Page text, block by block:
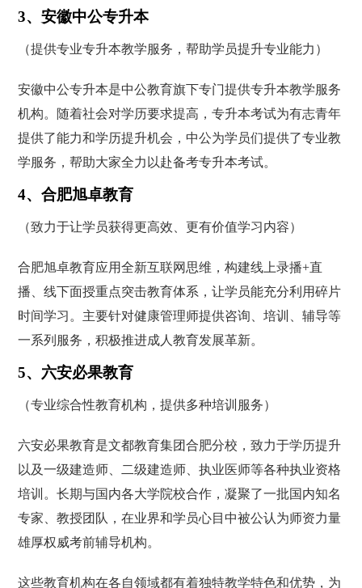
3、安徽中公专升本
（提供专业专升本教学服务，帮助学员提升专业能力）
安徽中公专升本是中公教育旗下专门提供专升本教学服务
机构。随着社会对学历要求提高，专升本考试为有志青年
提供了能力和学历提升机会，中公为学员们提供了专业教
学服务，帮助大家全力以赴备考专升本考试。
4、合肥旭卓教育
（致力于让学员获得更高效、更有价值学习内容）
合肥旭卓教育应用全新互联网思维，构建线上录播+直
播、线下面授重点突击教育体系，让学员能充分利用碎片
时间学习。主要针对健康管理师提供咨询、培训、辅导等
一系列服务，积极推进成人教育发展革新。
5、六安必果教育
（专业综合性教育机构，提供多种培训服务）
六安必果教育是文都教育集团合肥分校，致力于学历提升
以及一级建造师、二级建造师、执业医师等各种执业资格
培训。长期与国内各大学院校合作，凝聚了一批国内知名
专家、教授团队，在业界和学员心目中被公认为师资力量
雄厚权威考前辅导机构。
这些教育机构在各自领域都有着独特教学特色和优势，为